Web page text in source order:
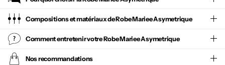
Compositions et matériaux de Robe Mariee Asymetrique
Comment entretenir votreRobe Mariee Asymetrique
Nos recommandations